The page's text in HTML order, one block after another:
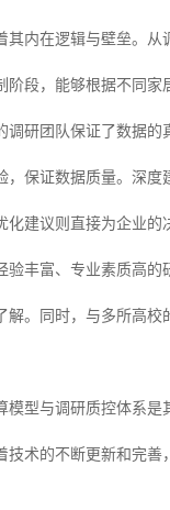
其内在逻辑与壁垒。
阶段，能够根据不同
调研团队保证了数据
，保证数据质量。深
化建议则直接为企业
验丰富、专业素质高
解。同时，与多所高
模型与调研质控体系
技术的不断更新和完